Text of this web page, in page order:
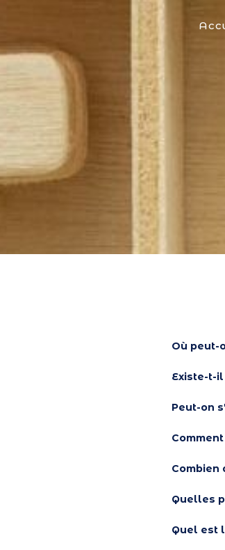
Où peut-
Existe-t-
Peut-on
Combien
Quelles
Quel est